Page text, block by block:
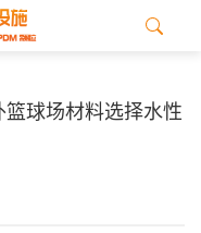
球场材料选择水性